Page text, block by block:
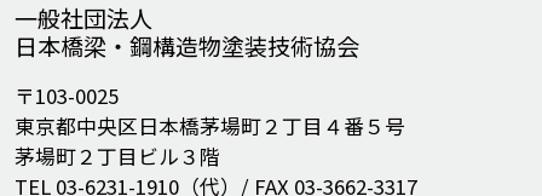
一般社団法人
日本橋梁・鋼構造物塗装技術協会
〒103-0025
東京都中央区日本橋茅場町２丁目４番５号
茅場町２丁目ビル３階
TEL 03-6231-1910（代）/ FAX 03-3662-3317